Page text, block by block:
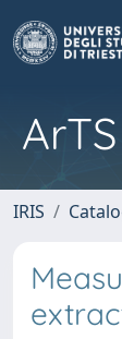
ArTS
IRIS